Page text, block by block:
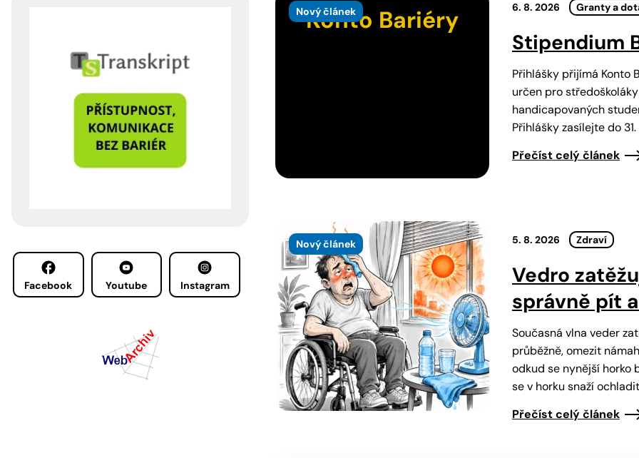
Facebook Youtube Instagram
Nový článek
Konto Bariéry 6. 8. 2026 Granty a
Stipendium
Přihlášky přijímá Konto
určen pro
handicapovaných
Přihlášky zasílejte do
Přečíst celý článek
Nový článek 5. 8. 2026 Zdraví
Vedro
správně pít
Současná vlna veder
průběžně, omezit
odkud se nynější horko
se v horku snaží
Přečíst celý článek